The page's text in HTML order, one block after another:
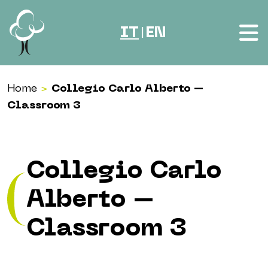
Vai al contenuto
IT EN
Home > Collegio Carlo Alberto –
Classroom 3
Collegio Carlo
Alberto –
Classroom 3